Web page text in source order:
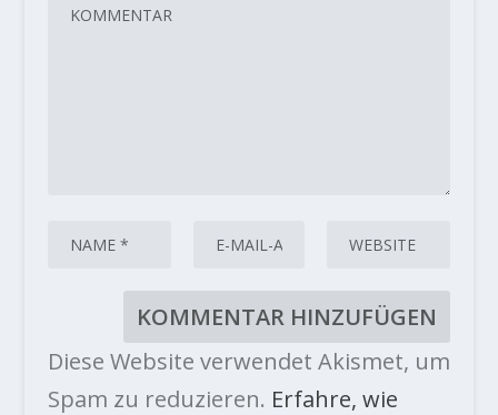
Diese Website verwendet Akismet, um
Spam zu reduzieren. Erfahre, wie